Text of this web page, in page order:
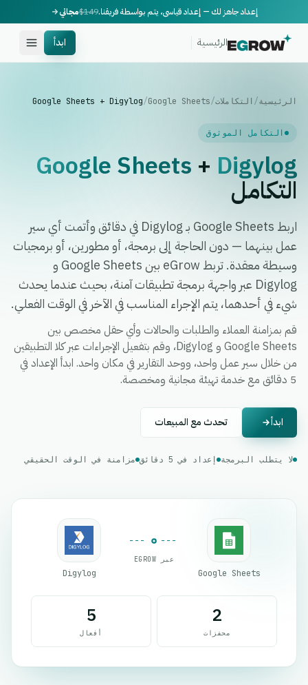
إعداد جاهز لك — إعداد قياسي، يتم بواسطة فريقنا.$149مجاني
الرئيسية ابدأ
الرئيسية/ التكاملات/
Google Sheets
/
Google Sheets + Digylog
التكامل الموثوق
Google Sheets + Digylog
التكامل
اربط Google Sheets بـ Digylog في دقائق وأتمت أي سير
عمل بينهما — دون الحاجة إلى برمجة، أو مطورين، أو برمجيات
وسيطة معقدة. تربط eGrow بين Google Sheets و
Digylog عبر واجهة برمجة تطبيقات آمنة، بحيث عندما يحدث
شيء في أحدهما، يتم الإجراء المناسب في الآخر في الوقت الفعلي.
قم بمزامنة العملاء والطلبات والحالات وأي حقل مخصص بين
Google Sheets و Digylog، وقم بتفعيل الإجراءات عبر كلا التطبيقين
من خلال سير عمل واحد، ووحد التقارير في مكان واحد. ابدأ الإعداد في
5 دقائق مع خدمة تهيئة مجانية ومخصصة.
ابدأ تحدث مع المبيعات
لا يتطلب البرمجة إعداد في 5 دقائق مزامنة في الوقت الحقيقي
Google Sheets
عبر EGROW
Digylog
2
محفزات
5
أفعال